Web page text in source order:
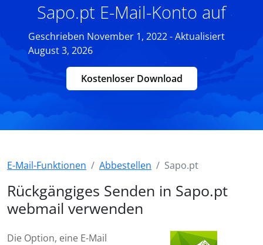
Sapo.pt E-Mail-Konto auf
Geschrieben November 1, 2022 - Aktualisiert
August 3, 2026
Kostenloser Download
E-Mail-Funktionen Abbestellen Sapo.pt
Rückgängiges Senden in Sapo.pt
webmail verwenden
Die Option, eine E-Mail